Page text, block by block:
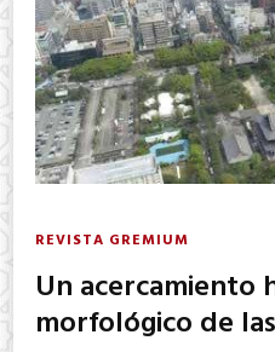
REVISTA GREMIUM
Un acercamiento
morfológico de